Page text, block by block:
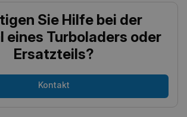
Sie Hilfe bei der
eines Turboladers oder
Ersatzteils?
Kontakt